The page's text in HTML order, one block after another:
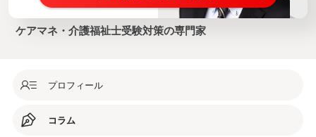
ケアマネ・介護福祉士受験対策の専門家
プロフィール
コラム